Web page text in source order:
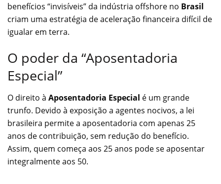
benefícios “invisíveis” da indústria offshore no Brasil
criam uma estratégia de aceleração financeira difícil de
igualar em terra.
O poder da “Aposentadoria
Especial”
O direito à Aposentadoria Especial é um grande
trunfo. Devido à exposição a agentes nocivos, a lei
brasileira permite a aposentadoria com apenas 25
anos de contribuição, sem redução do benefício.
Assim, quem começa aos 25 anos pode se aposentar
integralmente aos 50.